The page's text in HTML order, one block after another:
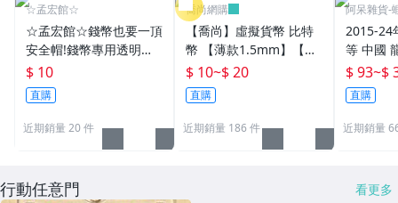
☆孟宏館☆
☆孟宏館☆錢幣也要一頂
安全帽!錢幣專用透明壓
克力盒收納保護盒.1枚10
元~硬幣收藏盒
$ 10
直購
近期銷量 20 件
喬尚網購
【喬尚】虛擬貨幣 比特
幣 【薄款1.5mm】【厚
款3mm】純趣味收藏無
貨幣價值 開運金幣 招財
錢母 小禮物
$ 10~$ 20
直購
近期銷量 186 件
阿呆雜貨-
2015-24
等 中國
銀行
鼠牛虎
行流通
$ 93~$
直購
近期銷量
行動任意門 看更多